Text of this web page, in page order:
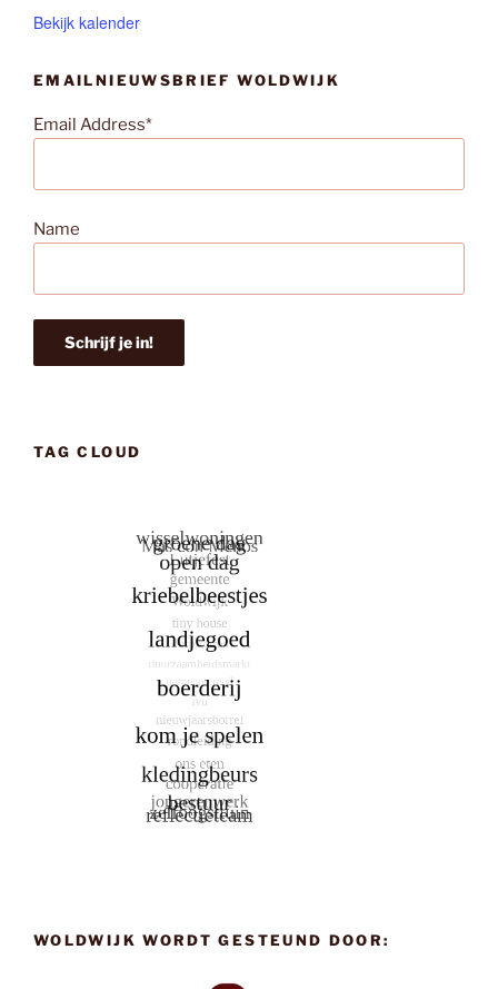
Bekijk kalender
EMAILNIEUWSBRIEF WOLDWIJK
Email Address*
Name
TAG CLOUD
WOLDWIJK WORDT GESTEUND DOOR: